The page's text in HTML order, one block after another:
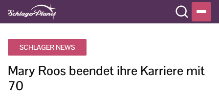
SCHLAGER NEWS
Mary Roos beendet ihre Karriere mit
70